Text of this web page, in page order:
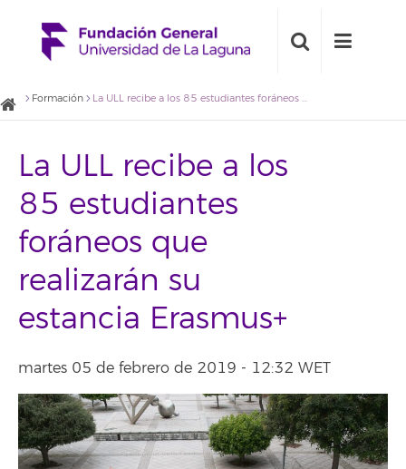
Formación La ULL recibe a los 85 estudiantes foráneos que realizarán su estancia Erasmus+
La ULL recibe a los
85 estudiantes
foráneos que
realizarán su
estancia Erasmus+
martes 05 de febrero de 2019 - 12:32 WET